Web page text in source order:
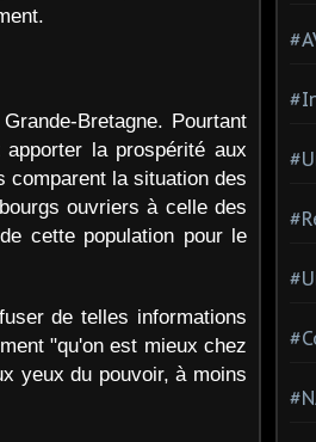
Bretagne. Pourtant
la prospérité aux
comparent la situation des
ouvriers à celle des
cette population pour le
de telles informations
"qu'on est mieux chez
yeux du pouvoir, à moins